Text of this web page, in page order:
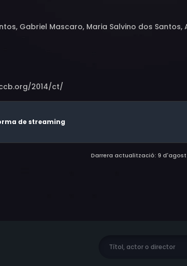
Gabriel Mascaro, Maria Salvino dos Santos,
2014/ct/
de streaming
Darrera actualització: 9 d'agost